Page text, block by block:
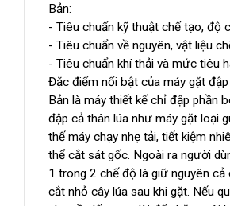
Bản:
- Tiêu chuẩn kỹ thuật chế tạo, độ
- Tiêu chuẩn về nguyên, vật liệu
- Tiêu chuẩn khí thải và mức tiêu
Đặc điểm nổi bật của máy gặt
Bản là máy thiết kế chỉ đập phần
đập cả thân lúa như máy gặt loại
thế máy chạy nhẹ tải, tiết kiệm
thể cắt sát gốc. Ngoài ra người
1 trong 2 chế độ là giữ nguyên cả
cắt nhỏ cây lúa sau khi gặt. Nếu